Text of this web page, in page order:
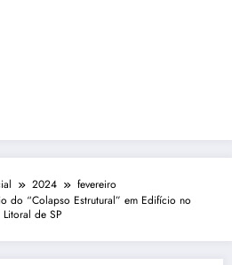
2024
fevereiro
do “Colapso Estrutural” em Edifício no
Litoral de SP